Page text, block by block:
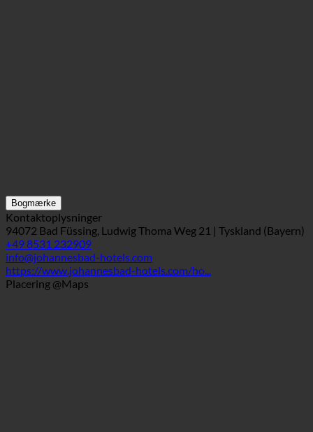
Bogmærke
Kontaktoplysninger
94072 Bad Füssing, Ludwig Thoma Weg 21 | Tyskland (Bayern)
+49 8531 232909
info@johannesbad-hotels.com